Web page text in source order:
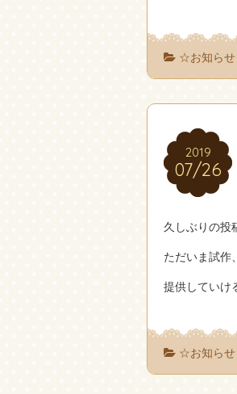
☆お知らせ
2019
07/26
2019
07/26
久しぶりの投
ただいま試作
提供していけ
☆お知らせ